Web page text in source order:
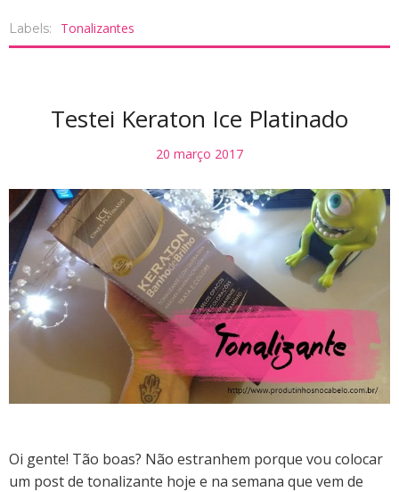
Labels: Tonalizantes
Testei Keraton Ice Platinado
20 março 2017
Oi gente! Tão boas? Não estranhem porque vou colocar
um post de tonalizante hoje e na semana que vem de